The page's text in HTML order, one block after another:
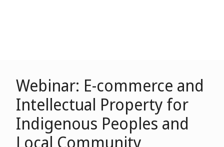
Webinar: E-commerce and
Intellectual Property for
Indigenous Peoples and
Local Community